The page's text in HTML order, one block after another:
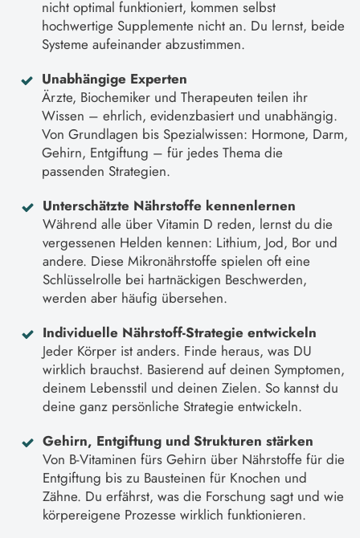
nicht optimal funktioniert, kommen selbst
hochwertige Supplemente nicht an. Du lernst, beide
Systeme aufeinander abzustimmen.
Unabhängige Experten
Ärzte, Biochemiker und Therapeuten teilen ihr
Wissen – ehrlich, evidenzbasiert und unabhängig.
Von Grundlagen bis Spezialwissen: Hormone, Darm,
Gehirn, Entgiftung – für jedes Thema die
passenden Strategien.
Unterschätzte Nährstoffe kennenlernen
Während alle über Vitamin D reden, lernst du die
vergessenen Helden kennen: Lithium, Jod, Bor und
andere. Diese Mikronährstoffe spielen oft eine
Schlüsselrolle bei hartnäckigen Beschwerden,
werden aber häufig übersehen.
Individuelle Nährstoff-Strategie entwickeln
Jeder Körper ist anders. Finde heraus, was DU
wirklich brauchst. Basierend auf deinen Symptomen,
deinem Lebensstil und deinen Zielen. So kannst du
deine ganz persönliche Strategie entwickeln.
Gehirn, Entgiftung und Strukturen stärken
Von B-Vitaminen fürs Gehirn über Nährstoffe für die
Entgiftung bis zu Bausteinen für Knochen und
Zähne. Du erfährst, was die Forschung sagt und wie
körpereigene Prozesse wirklich funktionieren.